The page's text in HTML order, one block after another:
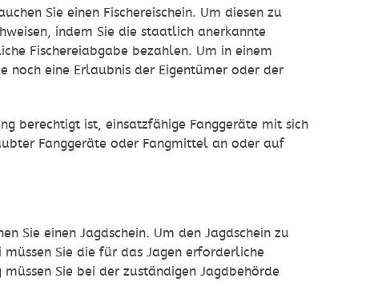
Sie einen Fischereischein. Um diesen zu
indem Sie die staatlich anerkannte
Fischereiabgabe bezahlen. Um in einem
noch eine Erlaubnis der Eigentümer oder der
berechtigt ist, einsatzfähige Fanggeräte mit sich
Fanggeräte oder Fangmittel an oder auf
Sie einen Jagdschein. Um den Jagdschein zu
Sie die für das Jagen erforderliche
Sie bei der zuständigen Jagdbehörde